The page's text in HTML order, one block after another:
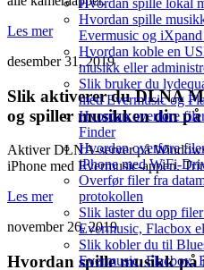
Hvordan spille lokal
Hvordan spille
Evermusic og
Hvordan koble en
musikk eller
Slik bruker du
med Evermusic og
Hvordan overføre
Finder
Hvordan overføre
iPhone med WiFi-
Overfør filer fra
protokollen
Slik laster du opp
Evermusic, Flacbox
Slik kobler du til
Evermusic, Flacbox,
Les mer
desember 31, 2019
Slik aktiverer du DLNA
og spiller musikken din
Aktiver DLNA-server på
iPhone med Evermusic-appen.
Les mer
november 26, 2019
Hvordan spille musikk